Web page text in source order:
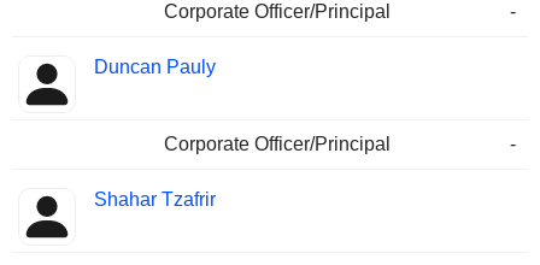
Corporate Officer/Principal -
Duncan Pauly
Corporate Officer/Principal -
Shahar Tzafrir